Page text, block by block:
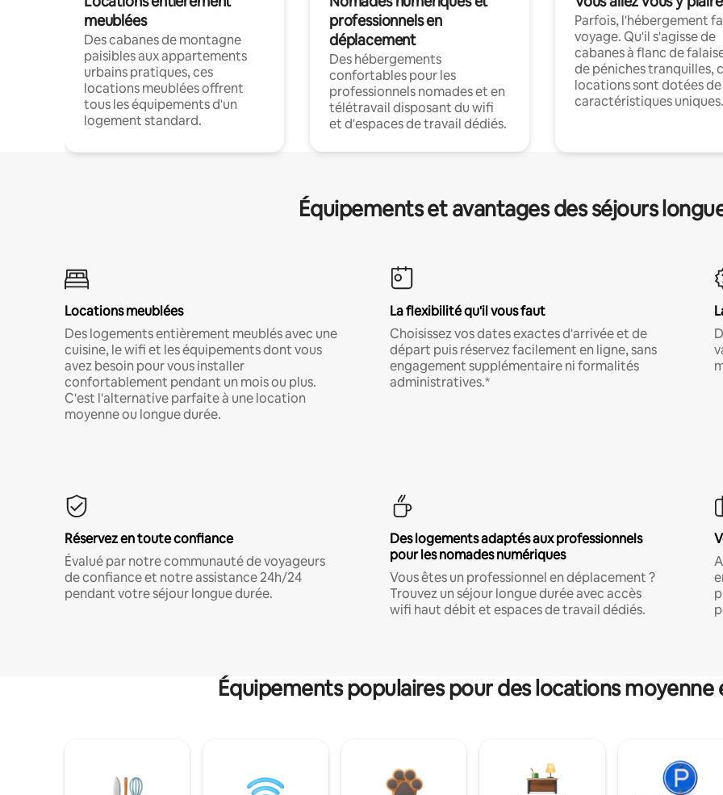
meublées
Des cabanes de montagne
paisibles aux appartements
urbains pratiques, ces
locations meublées offrent
tous les équipements d'un
logement standard.
professionnels en
déplacement
Des hébergements
confortables pour les
professionnels nomades et en
télétravail disposant du wifi
et d'espaces de travail dédiés.
Parfois, l'hébergement
voyage. Qu'il s'agisse de
cabanes à flanc de
de péniches tranquilles,
locations sont dotées de
caractéristiques uniques.
Équipements et avantages des séjours
Locations meublées
Des logements entièrement meublés avec une
cuisine, le wifi et les équipements dont vous
avez besoin pour vous installer
confortablement pendant un mois ou plus.
C'est l'alternative parfaite à une location
moyenne ou longue durée.
La flexibilité qu'il vous faut
Choisissez vos dates exactes d'arrivée et de
départ puis réservez facilement en ligne, sans
engagement supplémentaire ni formalités
administratives.*
Réservez en toute confiance
Évalué par notre communauté de voyageurs
de confiance et notre assistance 24h/24
pendant votre séjour longue durée.
Des logements adaptés aux professionnels
pour les nomades numériques
Vous êtes un professionnel en déplacement ?
Trouvez un séjour longue durée avec accès
wifi haut débit et espaces de travail dédiés.
Équipements populaires pour des locations